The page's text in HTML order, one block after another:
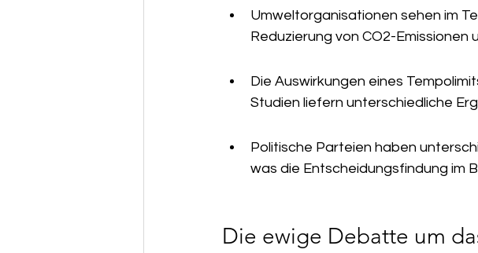
Umweltorganisationen sehen im
Reduzierung von CO2-
Die Auswirkungen eines
Studien liefern unterschiedliche
Politische Parteien haben
was die Entscheidungsfindung im
Die ewige Debatte um